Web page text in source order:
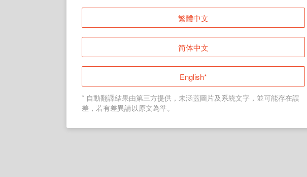
登入
返回首頁
繁體中文
简体中文
English*
* 自動翻譯結果由第三方提供，未涵蓋圖片及系統文字，並可能存在誤
差，若有差異請以原文為準。